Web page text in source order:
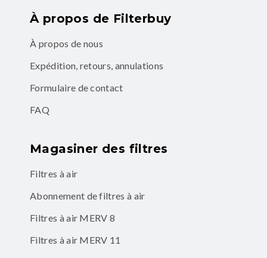
À propos de Filterbuy
À propos de nous
Expédition, retours, annulations
Formulaire de contact
FAQ
Magasiner des filtres
Filtres à air
Abonnement de filtres à air
Filtres à air MERV 8
Filtres à air MERV 11